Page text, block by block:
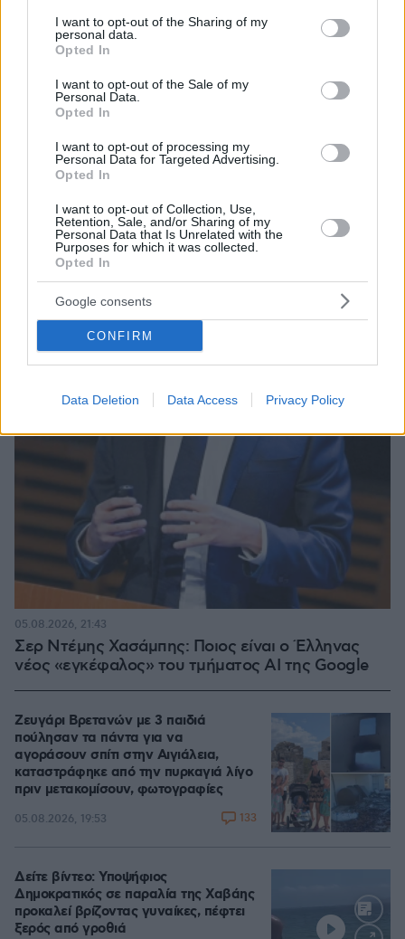
not limited to your visit or usage behaviour. You may click to
grant or deny consent to Google and its third-party tags to
use your data for below specified purposes in below Google
consent section.
I want to opt-out of the Sharing of my
personal data.
Opted In
I want to opt-out of the Sale of my
Personal Data.
Opted In
I want to opt-out of processing my
Personal Data for Targeted Advertising.
Opted In
I want to opt-out of Collection, Use,
Retention, Sale, and/or Sharing of my
Personal Data that Is Unrelated with the
Purposes for which it was collected.
Opted In
Google consents
CONFIRM
Data Deletion Data Access Privacy Policy
«Τα παιδιά έχουν μια μικρή ίωση»: Το τελευταίο
μήνυμα της μητέρας στον πρώην σύζυγό της πριν
δολοφονήσει τα τέσσερα παιδιά τους
Σερ Ντέμης Χασάμπης: Ποιος είναι ο Έλληνας
νέος «εγκέφαλος» του τμήματος AI της Google
05.08.2026, 21:43
Ζευγάρι Βρετανών με 3 παιδιά
πούλησαν τα πάντα για να
αγοράσουν σπίτι στην Αιγιάλεια,
καταστράφηκε από την πυρκαγιά λίγο
πριν μετακομίσουν, φωτογραφίες
05.08.2026, 19:53 133
Δείτε βίντεο: Υποψήφιος
Δημοκρατικός σε παραλία της Χαβάης
προκαλεί βρίζοντας γυναίκες, πέφτει
ξερός από γροθιά